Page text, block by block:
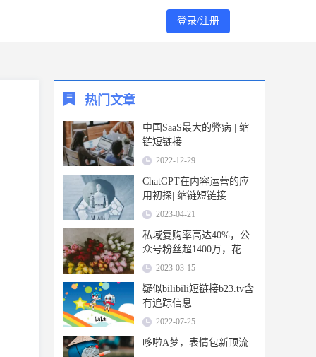
登录/注册
热门文章
中国SaaS最大的弊病 | 缩
链短链接
2022-12-29
ChatGPT在内容运营的应
用初探| 缩链短链接
2023-04-21
私域复购率高达40%，公
众号粉丝超1400万，花加
如何布局私域？ | 缩链短
2023-03-15
疑似bilibili短链接b23.tv含
有追踪信息
2022-07-25
哆啦A梦，表情包新顶流